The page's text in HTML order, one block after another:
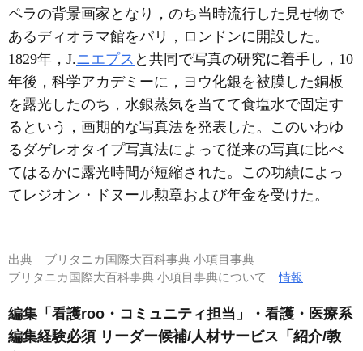
ペラの背景画家となり，のち当時流行した見せ物で
あるディオラマ館をパリ，ロンドンに開設した。
1829年，J.ニエプス と共同で写真の研究に着手し，10
年後，科学アカデミーに，ヨウ化銀を被膜した銅板
を露光したのち，水銀蒸気を当てて食塩水で固定す
るという，画期的な写真法を発表した。このいわゆ
るダゲレオタイプ写真法によって従来の写真に比べ
てはるかに露光時間が短縮された。この功績によっ
てレジオン・ドヌール勲章および年金を受けた。
出典 ブリタニカ国際大百科事典 小項目事典
ブリタニカ国際大百科事典 小項目事典について情報
編集「看護roo・コミュニティ担当」・看護・医療系
編集経験必須 リーダー候補/人材サービス「紹介/教